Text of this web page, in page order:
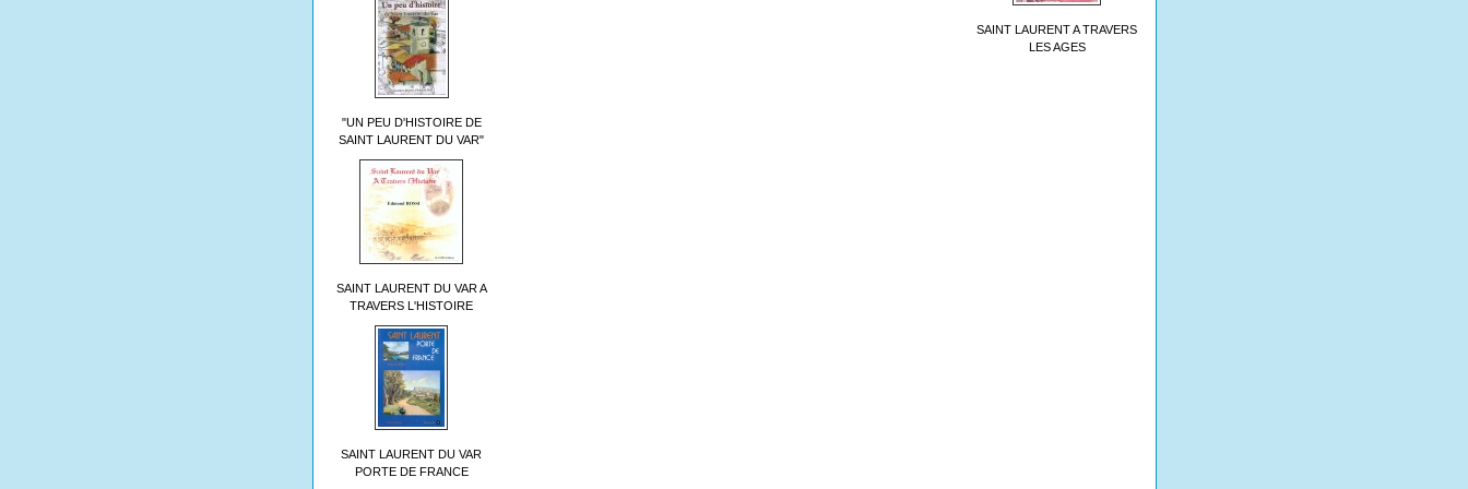
"UN PEU D'HISTOIRE DE
SAINT LAURENT DU VAR"
SAINT LAURENT DU VAR A
TRAVERS L'HISTOIRE
SAINT LAURENT DU VAR
PORTE DE FRANCE
SAINT LAURENT A TRAVERS
LES AGES